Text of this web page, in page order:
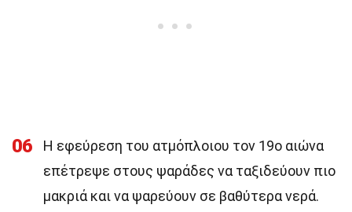
06
Η εφεύρεση του ατμόπλοιου τον 19ο αιώνα
επέτρεψε στους ψαράδες να ταξιδεύουν πιο
μακριά και να ψαρεύουν σε βαθύτερα νερά.